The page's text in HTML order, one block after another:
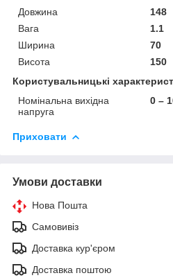
Довжина
148
Вага
1.1
Ширина
70
Висота
150
Користувальницькі
Номінальна вихідна
напруга
0 –
Приховати
Умови доставки
Нова Пошта
Самовивіз
Доставка кур'єром
Доставка поштою